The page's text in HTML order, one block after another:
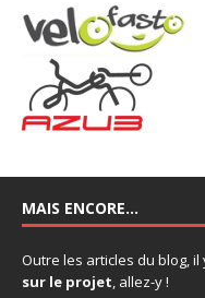
MAIS ENCORE…
Outre les articles du blog,
sur le projet, allez-y !